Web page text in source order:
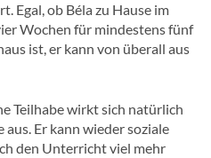
Egal, ob Béla zu Hause im
Wochen für mindestens fünf
ist, er kann von überall aus
Teilhabe wirkt sich natürlich
aus. Er kann wieder soziale
den Unterricht viel mehr